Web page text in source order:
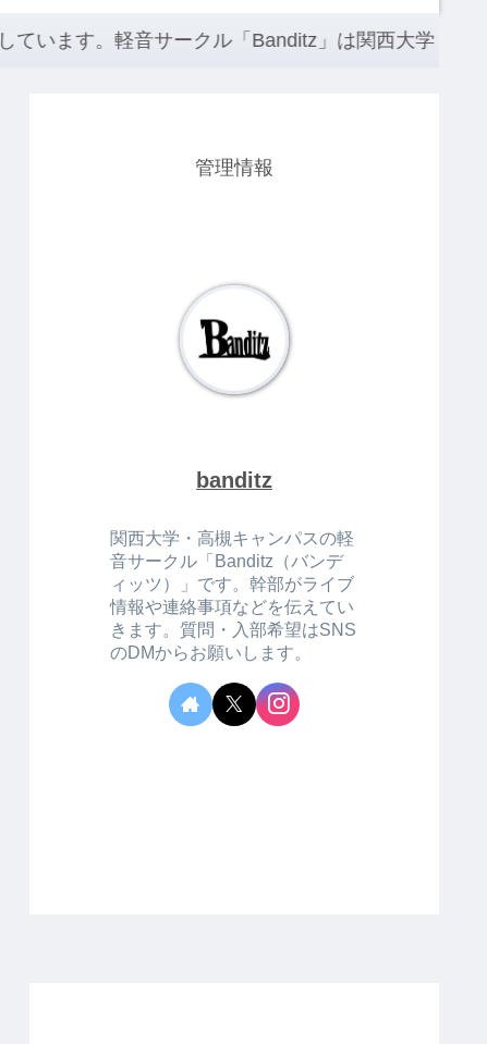
サークル「Banditz」は関西大学・高槻キャンパ
管理情報
banditz
関西大学・高槻キャンパスの軽
音サークル「Banditz（バンデ
ィッツ）」です。幹部がライブ
情報や連絡事項などを伝えてい
きます。質問・入部希望はSNS
のDMからお願いします。